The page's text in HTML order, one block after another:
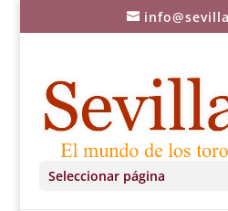
Seleccionar página